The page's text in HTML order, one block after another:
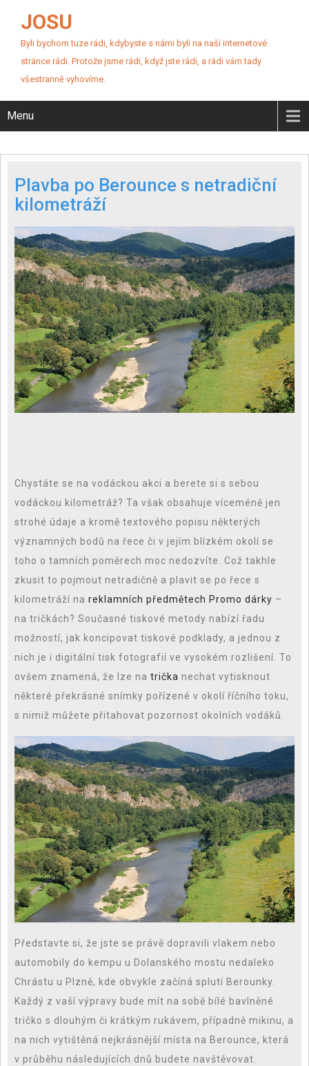
JOSU
Byli bychom tuze rádi, kdybyste s námi byli na naší internetové
stránce rádi. Protože jsme rádi, když jste rádi, a rádi vám tady
všestranně vyhovíme.
Menu
Plavba po Berounce s netradiční
kilometráží
Chystáte se na vodáckou akci a berete si s sebou
vodáckou kilometráž? Ta však obsahuje víceméně jen
strohé údaje a kromě textového popisu některých
významných bodů na řece či v jejím blízkém okolí se
toho o tamních poměrech moc nedozvíte. Což takhle
zkusit to pojmout netradičně a plavit se po řece s
kilometráží na reklamních předmětech Promo dárky –
na tričkách? Současné tiskové metody nabízí řadu
možností, jak koncipovat tiskové podklady, a jednou z
nich je i digitální tisk fotografií ve vysokém rozlišení. To
ovšem znamená, že lze na trička nechat vytisknout
některé překrásné snímky pořízené v okolí říčního toku,
s nimiž můžete přitahovat pozornost okolních vodáků.
Představte si, že jste se právě dopravili vlakem nebo
automobily do kempu u Dolanského mostu nedaleko
Chrástu u Plzně, kde obvykle začíná splutí Berounky.
Každý z vaší výpravy bude mít na sobě bílé bavlněné
tričko s dlouhým či krátkým rukávem, případně mikinu, a
na nich vytištěná nejkrásnější místa na Berounce, která
v průběhu následujících dnů budete navštěvovat.